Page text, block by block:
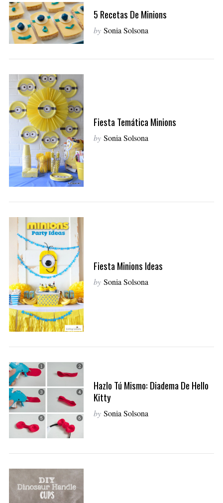
5 Recetas De Minions
by Sonia Solsona
Fiesta Temática Minions
by Sonia Solsona
Fiesta Minions Ideas
by Sonia Solsona
Hazlo Tú Mismo: Diadema De Hello
Kitty
by Sonia Solsona
S
e
a
c
h
o
: